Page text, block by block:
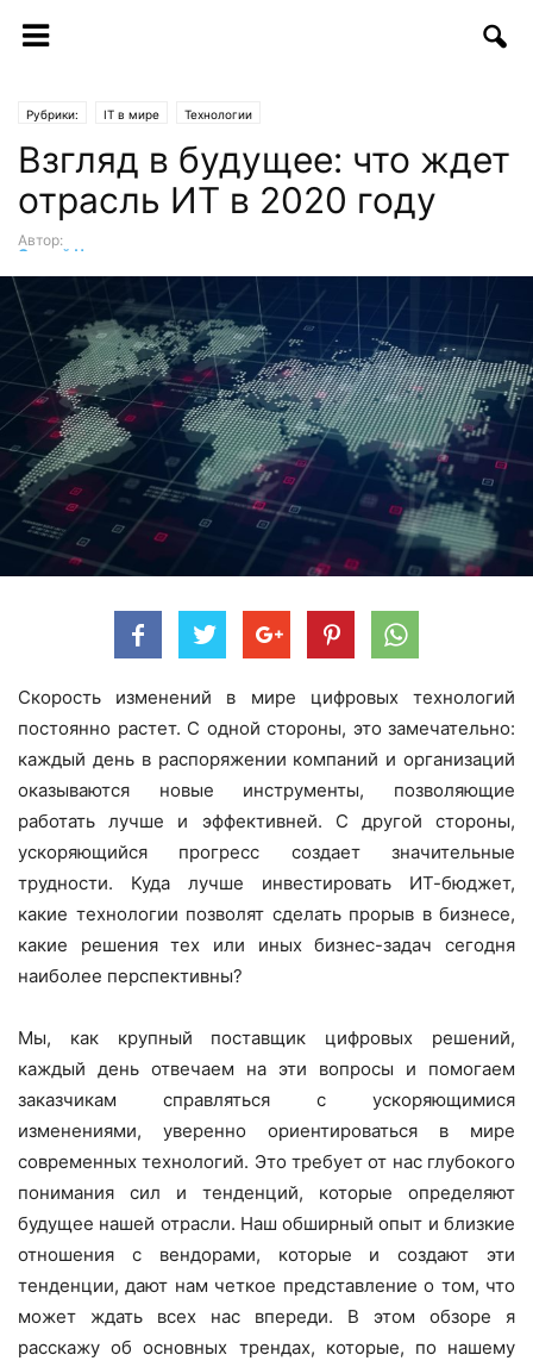
Рубрики: IT в мире Технологии
Взгляд в будущее: что ждет
отрасль ИТ в 2020 году
Автор:
Сергей Черноволенко
Скорость изменений в мире цифровых технологий
постоянно растет. С одной стороны, это замечательно:
каждый день в распоряжении компаний и организаций
оказываются новые инструменты, позволяющие
работать лучше и эффективней. С другой стороны,
ускоряющийся прогресс создает значительные
трудности. Куда лучше инвестировать ИТ-бюджет,
какие технологии позволят сделать прорыв в бизнесе,
какие решения тех или иных бизнес-задач сегодня
наиболее перспективны?
Мы, как крупный поставщик цифровых решений,
каждый день отвечаем на эти вопросы и помогаем
заказчикам справляться с ускоряющимися
изменениями, уверенно ориентироваться в мире
современных технологий. Это требует от нас глубокого
понимания сил и тенденций, которые определяют
будущее нашей отрасли. Наш обширный опыт и близкие
отношения с вендорами, которые и создают эти
тенденции, дают нам четкое представление о том, что
может ждать всех нас впереди. В этом обзоре я
расскажу об основных трендах, которые, по нашему